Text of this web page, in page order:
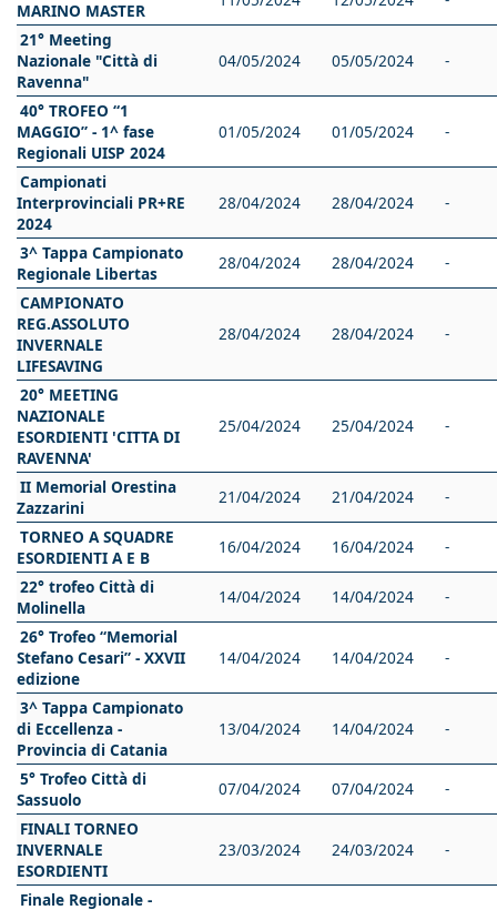
MARINO MASTER
21° Meeting
Nazionale "Città di
Ravenna"
04/05/2024 05/05/2024 -
40° TROFEO “1
MAGGIO” - 1^ fase
Regionali UISP 2024
01/05/2024 01/05/2024 -
Campionati
Interprovinciali PR+RE
2024
28/04/2024 28/04/2024 -
3^ Tappa Campionato
Regionale Libertas
28/04/2024 28/04/2024
-
CAMPIONATO
REG.ASSOLUTO
INVERNALE
LIFESAVING
28/04/2024 28/04/2024 -
20° MEETING
NAZIONALE
ESORDIENTI 'CITTA DI
RAVENNA'
25/04/2024 25/04/2024 -
II Memorial Orestina
Zazzarini
21/04/2024 21/04/2024
-
TORNEO A SQUADRE
ESORDIENTI A E B
16/04/2024 16/04/2024
-
22° trofeo Città di
Molinella
14/04/2024 14/04/2024
-
26° Trofeo “Memorial
Stefano Cesari” - XXVII
edizione
14/04/2024 14/04/2024 -
3^ Tappa Campionato
di Eccellenza -
Provincia di Catania
13/04/2024 14/04/2024 -
5° Trofeo Città di
Sassuolo
07/04/2024 07/04/2024
-
FINALI TORNEO
INVERNALE
ESORDIENTI
23/03/2024 24/03/2024 -
Finale Regionale -